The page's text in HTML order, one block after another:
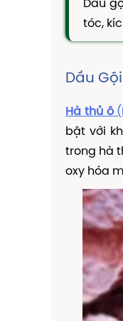
Dầu
tóc,
Dầu
Hà thủ ô
bật với
trong hà
oxy hóa